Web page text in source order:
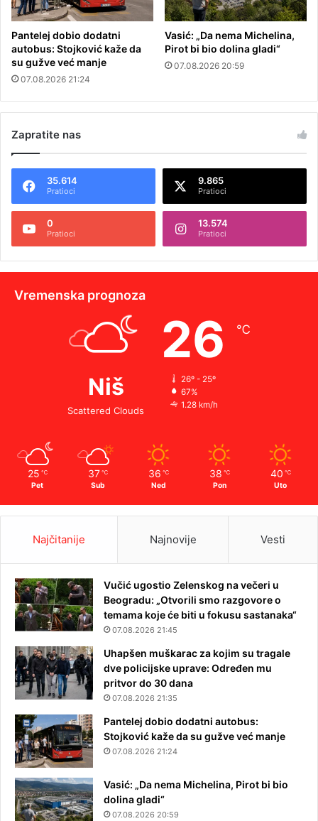
Pantelej dobio dodatni
autobus: Stojković kaže da
su gužve već manje
07.08.2026 21:24
Vasić: „Da nema Michelina,
Pirot bi bio dolina gladi“
07.08.2026 20:59
Zapratite nas
35.614
Pratioci
9.865
Pratioci
0
Pratioci
13.574
Pratioci
Vremenska prognoza
Niš
Scattered Clouds
26 ℃
26º - 25º
67%
1.28 km/h
25 ℃
Pet
37 ℃
Sub
36 ℃
Ned
38 ℃
Pon
40 ℃
Uto
Najčitanije Najnovije Vesti
Vučić ugostio Zelenskog na večeri u
Beogradu: „Otvorili smo razgovore o
temama koje će biti u fokusu sastanaka“
07.08.2026 21:45
Uhapšen muškarac za kojim su tragale
dve policijske uprave: Određen mu
pritvor do 30 dana
07.08.2026 21:35
Pantelej dobio dodatni autobus:
Stojković kaže da su gužve već manje
07.08.2026 21:24
Vasić: „Da nema Michelina, Pirot bi bio
dolina gladi“
07.08.2026 20:59